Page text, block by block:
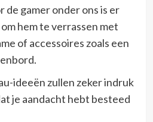
de gamer onder ons is er
hem te verrassen met
of accessoires zoals een
ideeën zullen zeker indruk
je aandacht hebt besteed